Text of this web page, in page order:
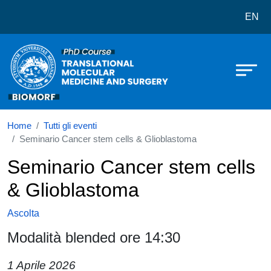
Dottorato in Translational EN
Home
Tutti gli eventi
Seminario Cancer stem cells & Glioblastoma
Seminario Cancer stem cells
& Glioblastoma
Ascolta
Modalità blended ore 14:30
1 Aprile 2026